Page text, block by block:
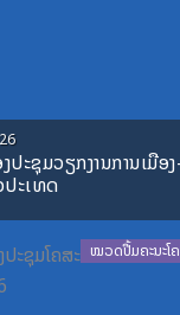
ປະຊຸມວຽກງານການເມືອ
ະເທດ
ໝວດປື້ມຄະນະໂ